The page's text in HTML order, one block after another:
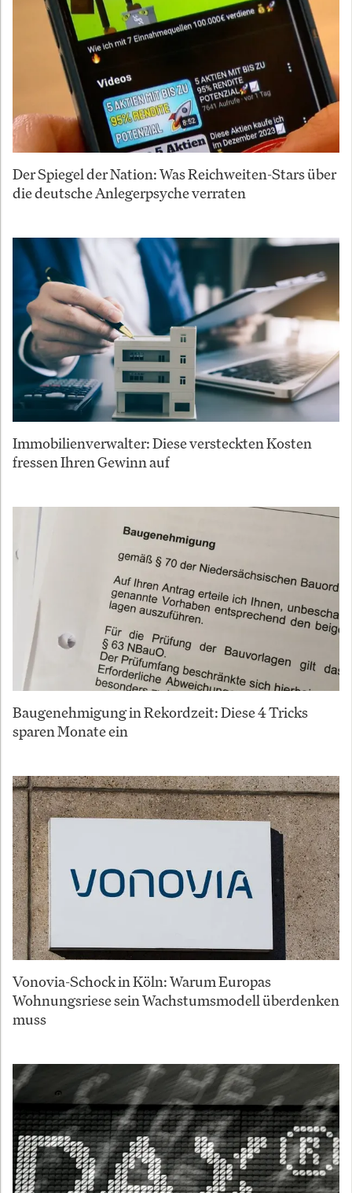
Der Spiegel der Nation: Was Reichweiten-Stars über
die deutsche Anlegerpsyche verraten
Immobilienverwalter: Diese versteckten Kosten
fressen Ihren Gewinn auf
Baugenehmigung in Rekordzeit: Diese 4 Tricks
sparen Monate ein
Vonovia-Schock in Köln: Warum Europas
Wohnungsriese sein Wachstumsmodell überdenken
muss